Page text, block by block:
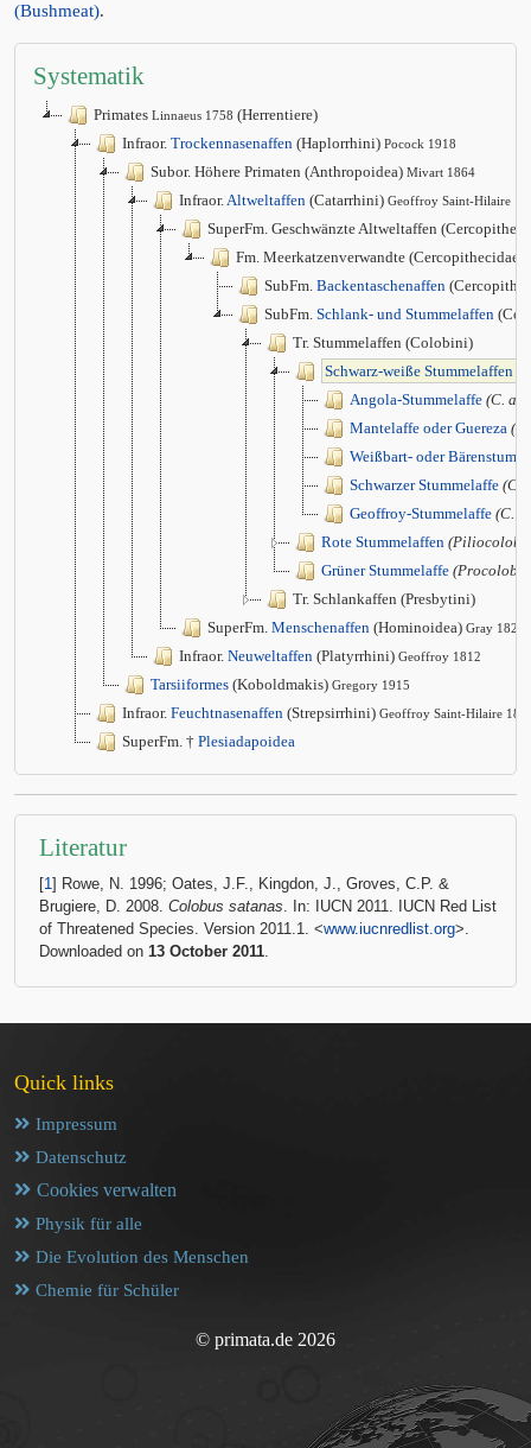
(Bushmeat).
Systematik
Primates Linnaeus 1758 (Herrentiere)
Infraor. Trockennasenaffen (Haplorrhini) Pocock 1918
Subor. Höhere Primaten (Anthropoidea) Mivart 1864
Infraor.Altweltaffen (Catarrhini) Geoffroy Saint-Hilaire
SuperFm. Geschwänzte Altweltaffen
Fm. Meerkatzenverwandte (Cercopithecidae)
SubFm. Backentaschenaffen
SubFm. Schlank- und Stummelaffen
Tr. Stummelaffen (Colobini)
Schwarz-weiße Stummelaffen
Angola-Stummelaffe (C.
Mantelaffe oder Guereza
Weißbart- oder
Schwarzer Stummelaffe (C.
Geoffroy-Stummelaffe (C.
Rote Stummelaffen
Grüner Stummelaffe
Tr. Schlankaffen (Presbytini)
SuperFm. Menschenaffen (Hominoidea) Gray 1825
Infraor. Neuweltaffen (Platyrrhini) Geoffroy 1812
Tarsiiformes (Koboldmakis) Gregory 1915
Infraor. Feuchtnasenaffen (Strepsirrhini) Geoffroy Saint-Hilaire
SuperFm. † Plesiadapoidea
Literatur
[1] Rowe, N. 1996; Oates, J.F., Kingdon, J., Groves, C.P. &
Brugiere, D. 2008. Colobus satanas. In: IUCN 2011. IUCN Red List
of Threatened Species. Version 2011.1. <www.iucnredlist.org>.
Downloaded on 13 October 2011.
Quick links
Impressum
Datenschutz
Cookies verwalten
Physik für alle
Die Evolution des Menschen
Chemie für Schüler
© primata.de 2026